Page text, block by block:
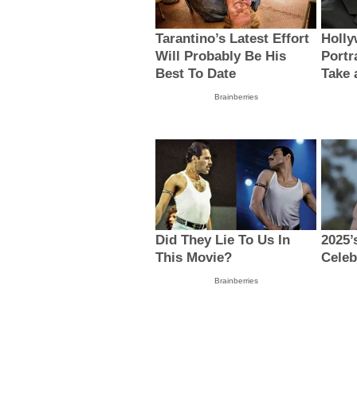
Tarantino’s Latest Effort
Will Probably Be His
Best To Date
Brainberries
Take
Did They Lie To Us In
This Movie?
Brainberries